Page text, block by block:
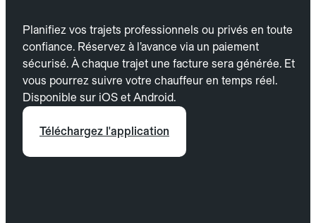
Planifiez vos trajets professionnels ou privés en toute
confiance. Réservez à l’avance via un paiement
sécurisé. À chaque trajet une facture sera générée. Et
vous pourrez suivre votre chauffeur en temps réel.
Disponible sur iOS et Android.
Téléchargez l'application